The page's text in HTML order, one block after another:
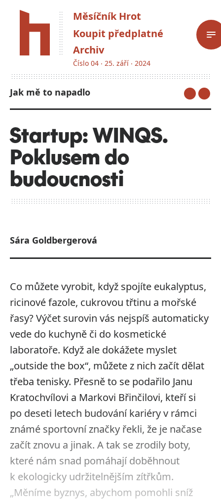
Měsíčník Hrot
Koupit předplatné
Archiv
Číslo 04 ‧ 25. září ‧ 2024
Jak mě to napadlo
Startup: WINQS.
Poklusem do
budoucnosti
Sára Goldbergerová
Co můžete vyrobit, když spojíte eukalyptus,
ricinové fazole, cukrovou třtinu a mořské
řasy? Výčet surovin vás nejspíš automaticky
vede do kuchyně či do kosmetické
laboratoře. Když ale dokážete myslet
„outside the box“, můžete z nich začít dělat
třeba tenisky. Přesně to se podařilo Janu
Kratochvílovi a Markovi Břinčilovi, kteří si
po deseti letech budování kariéry v rámci
známé sportovní značky řekli, že je načase
začít znovu a jinak. A tak se zrodily boty,
které nám snad pomáhají doběhnout
k ekologicky udržitelnějším zítřkům.
„Měníme byznys, abychom pomohli sníž